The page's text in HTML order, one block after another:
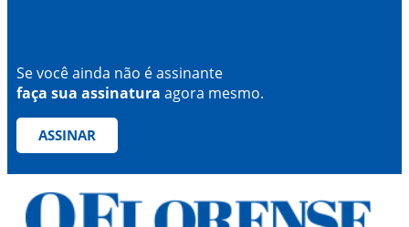
Se você ainda não é assinante
faça sua assinatura agora mesmo.
ASSINAR